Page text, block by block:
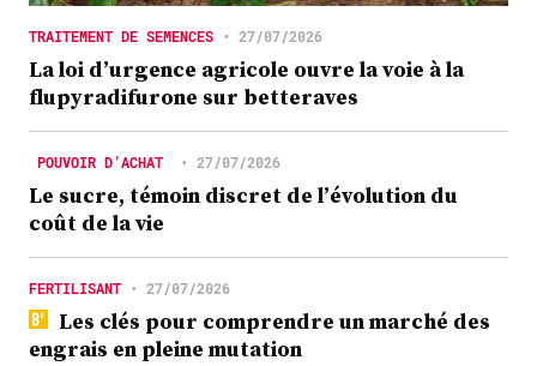
TRAITEMENT DE SEMENCES • 27/07/2026
La loi d’urgence agricole ouvre la voie à la
flupyradifurone sur betteraves
POUVOIR D’ACHAT • 27/07/2026
Le sucre, témoin discret de l’évolution du
coût de la vie
FERTILISANT • 27/07/2026
Les clés pour comprendre un marché des
engrais en pleine mutation